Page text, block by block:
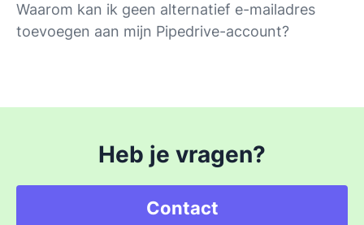
Waarom kan ik geen alternatief e-mailadres
toevoegen aan mijn Pipedrive-account?
Heb je vragen?
Contact